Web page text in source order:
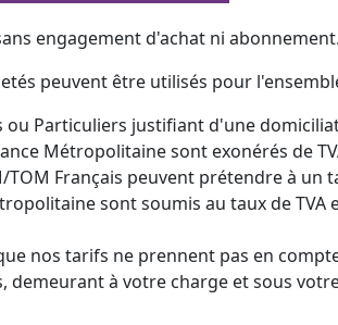
engagement d'achat ni
peuvent être utilisés pour
ou Particuliers justifiant d'une
Métropolitaine sont exonérés de
TOM Français peuvent prétendre à un
sont soumis au taux de TVA
nos tarifs ne prennent pas en
demeurant à votre charge et sous